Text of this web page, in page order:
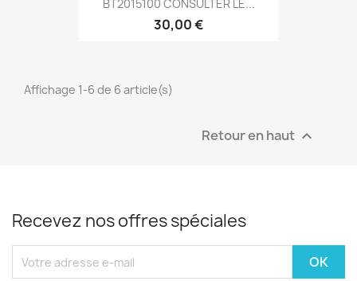
BT2015100 CONSULTER LE...
30,00 €
Affichage 1-6 de 6 article(s)
Retour en haut 
Recevez nos offres spéciales